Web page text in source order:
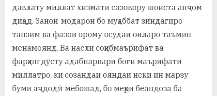
давлату миллат хизмати сазовору шоиста анҷом
диҳад. Занон-модарон бо муҳаббат зиндагиро
танзим ва фазои орому осудаи оиларо таъмин
менамоянд. Ва насли соҳибмаърифат ва
фарҳангдӯсту адабпарвари боғи маърифати
миллатро, ки созандаи ояндаи неки ин марзу
буми аҷдодӣ мебошад, бо меҳри беандоза ба